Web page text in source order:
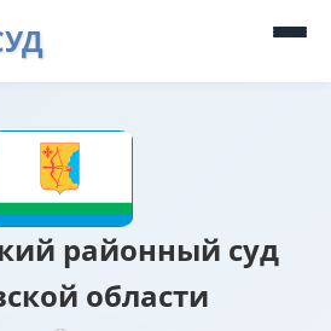
районный суд
области